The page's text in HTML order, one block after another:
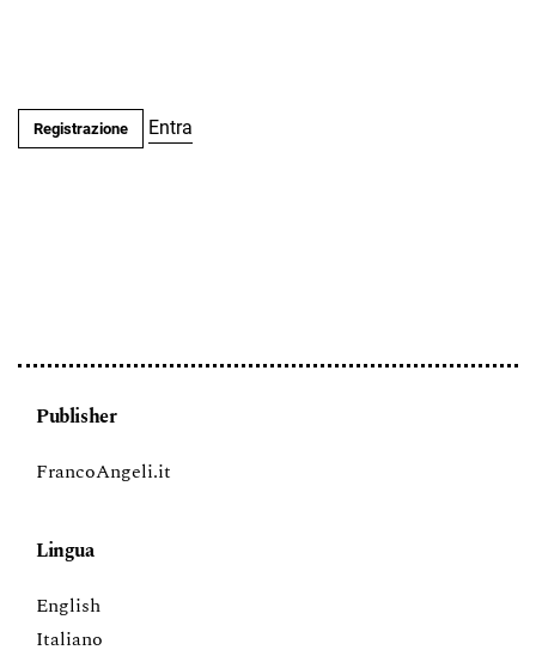
Registrazione Entra
Publisher
FrancoAngeli.it
Lingua
English
Italiano